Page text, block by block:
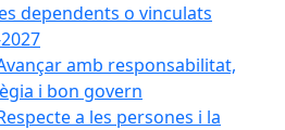
dependents o vinculats
amb responsabilitat,
i bon govern
a les persones i la